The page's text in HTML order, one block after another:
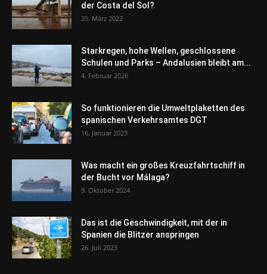
der Costa del Sol?
25. März 2022
Starkregen, hohe Wellen, geschlossene
Schulen und Parks – Andalusien bleibt am...
4. Februar 2026
So funktionieren die Umweltplaketten des
spanischen Verkehrsamtes DGT
16. Januar 2023
Was macht ein großes Kreuzfahrtschiff in
der Bucht vor Málaga?
9. Oktober 2024
Das ist die Geschwindigkeit, mit der in
Spanien die Blitzer anspringen
26. Juli 2023